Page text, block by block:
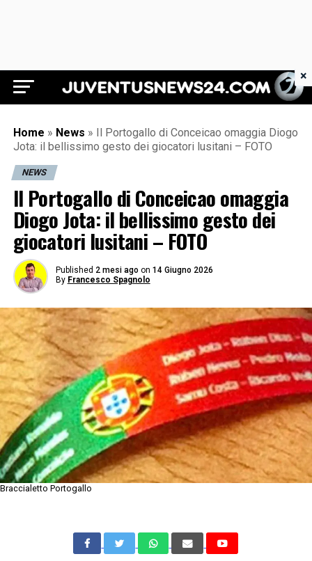
Juventus News 24
Home » News » Il Portogallo di Conceicao omaggia Diogo
Jota: il bellissimo gesto dei giocatori lusitani – FOTO
NEWS
Il Portogallo di Conceicao omaggia
Diogo Jota: il bellissimo gesto dei
giocatori lusitani – FOTO
Published 2 mesi ago on 14 Giugno 2026
By Francesco Spagnolo
Braccialetto Portogallo
×